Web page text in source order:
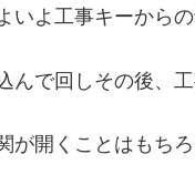
いよ工事キーからの
んで回しその後、
が開くことはもち